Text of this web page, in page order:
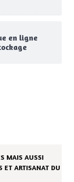
en ligne
MAIS AUSSI
ET ARTISANAT DU